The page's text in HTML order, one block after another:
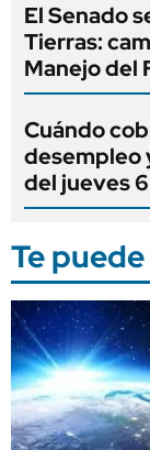
El Senado
Tierras:
Manejo del
Cuándo
desempleo
del jueves
Te